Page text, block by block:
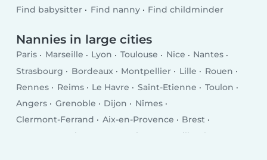
Find babysitter Find nanny Find childminder
Nannies in large cities
Paris Marseille Lyon Toulouse Nice
Nantes
Strasbourg
Bordeaux Montpellier Lille
Rouen
Rennes
Reims Le Havre Saint-Etienne
Toulon
Angers
Grenoble Dijon
Nîmes
Clermont-Ferrand
Aix-en-Provence
Brest
Amiens Limoges
Villeurbanne